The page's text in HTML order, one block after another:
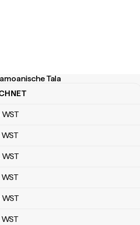
Tala
Tala
WST
WST
WST
WST
WST
WST